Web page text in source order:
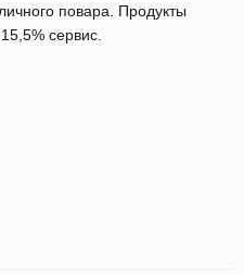
повара. Продукты
сервис.